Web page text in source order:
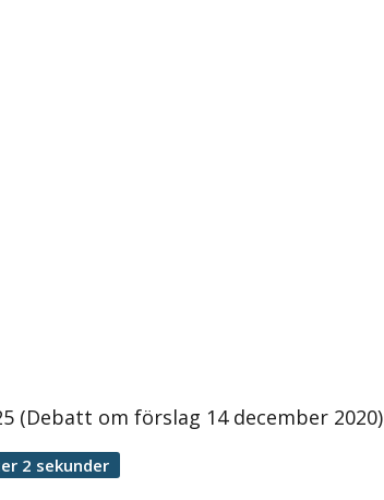
(Debatt om förslag 14 december 2020)
2 sekunder